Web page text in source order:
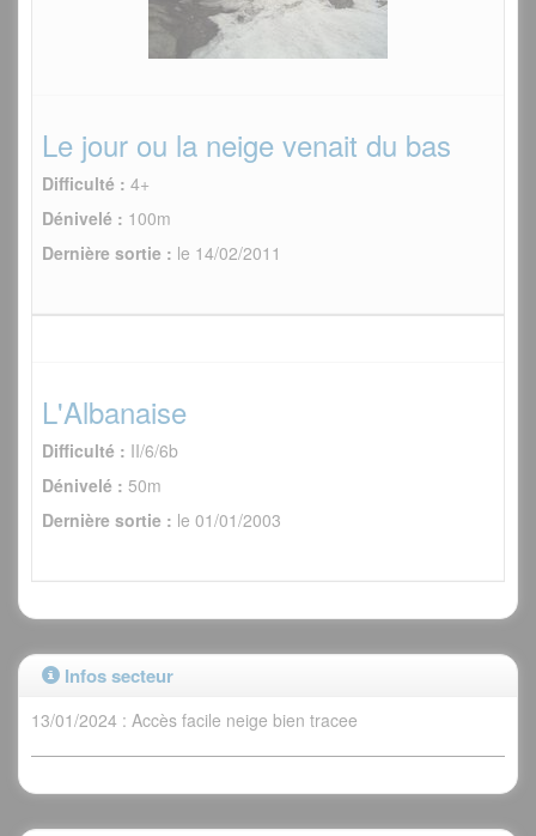
Le jour ou la neige venait du bas
Difficulté : 4+
Dénivelé : 100m
Dernière sortie : le 14/02/2011
L'Albanaise
Difficulté : II/6/6b
Dénivelé : 50m
Dernière sortie : le 01/01/2003
Infos secteur
13/01/2024 : Accès facile neige bien tracee